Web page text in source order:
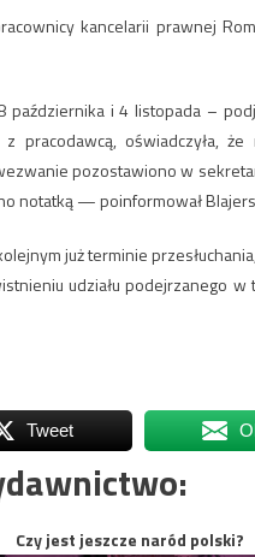
kancelarii prawnej
i 4 listopada –
pracodawcą, oświadczyła,
pozostawiono w
notatką — poinformował
już terminie
udziału podejrzanego
Tweet
Czy jest jeszcze naród polski?